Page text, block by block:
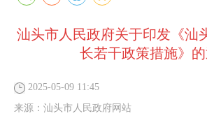
汕头市人民政府关于印发《汕
长若干政策措施》
2025-05-09 11:45
来源： 汕头市人民政府网站